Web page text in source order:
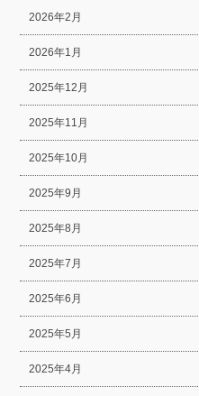
2026年2月
2026年1月
2025年12月
2025年11月
2025年10月
2025年9月
2025年8月
2025年7月
2025年6月
2025年5月
2025年4月